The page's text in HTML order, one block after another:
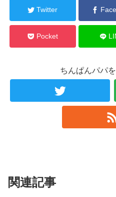
Twitter
Pocket
ちんぱんパパ
関連記事